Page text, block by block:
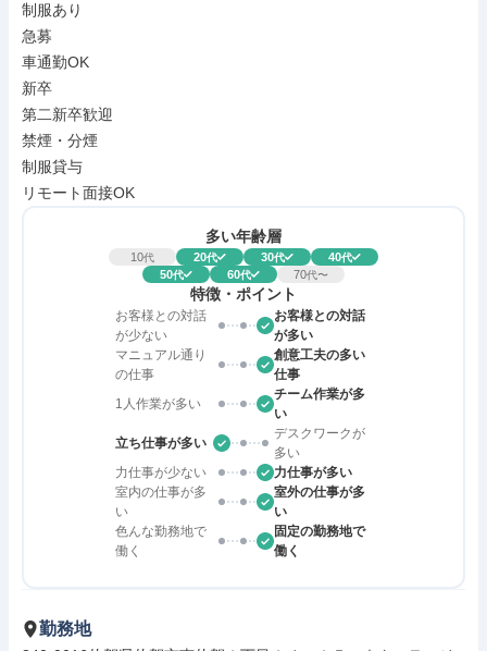
制服あり
急募
車通勤OK
新卒
第二新卒歓迎
禁煙・分煙
制服貸与
リモート面接OK
多い年齢層
10代 20代 30代 40代
50代 60代 70代〜
特徴・ポイント
お客様との対話
が少ない
お客様との対話
が多い
マニュアル通り
の仕事
創意工夫の多い
仕事
1人作業が多い
チーム作業が多
い
立ち仕事が多い
デスクワークが
多い
力仕事が少ない
力仕事が多い
室内の仕事が多
い
室外の仕事が多
い
色んな勤務地で
働く
固定の勤務地で
働く
勤務地